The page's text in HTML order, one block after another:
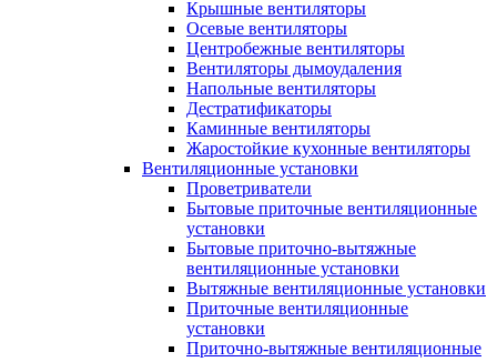
Крышные вентиляторы
Осевые вентиляторы
Центробежные вентиляторы
Вентиляторы дымоудаления
Напольные вентиляторы
Дестратификаторы
Каминные вентиляторы
Жаростойкие кухонные вентиляторы
Вентиляционные установки
Проветриватели
Бытовые приточные вентиляционные
установки
Бытовые приточно-вытяжные
вентиляционные установки
Вытяжные вентиляционные установки
Приточные вентиляционные
установки
Приточно-вытяжные вентиляционные